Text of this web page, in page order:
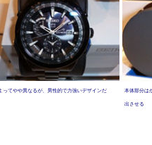
ってやや異なるが、男性的で力強いデザインだ 本体部分は
出させる